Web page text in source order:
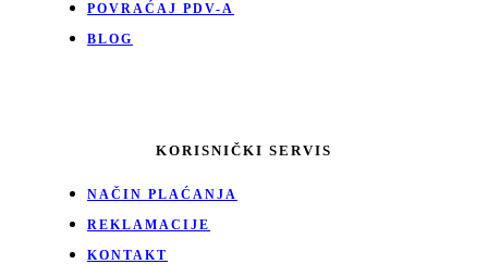
POVRAĆAJ PDV-A
BLOG
KORISNIČKI SERVIS
NAČIN PLAĆANJA
REKLAMACIJE
KONTAKT